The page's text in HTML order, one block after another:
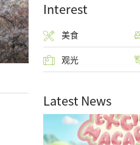
Interest
美食
观光
Latest News